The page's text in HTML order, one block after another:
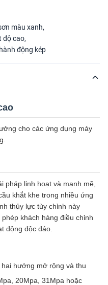
màu xanh,
độ cao,
động kép
cho các ứng dụng máy
pháp linh hoạt và mạnh mẽ,
khắt khe trong nhiều ứng
thủy lực tùy chỉnh này
khách hàng điều chỉnh
động độc đáo.
hướng mở rộng và thu
20Mpa, 31Mpa hoặc